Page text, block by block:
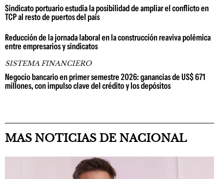
Sindicato portuario estudia la posibilidad de ampliar el conflicto en
TCP al resto de puertos del país
Reducción de la jornada laboral en la construcción reaviva polémica
entre empresarios y sindicatos
SISTEMA FINANCIERO
Negocio bancario en primer semestre 2026: ganancias de US$ 671
millones, con impulso clave del crédito y los depósitos
MAS NOTICIAS DE NACIONAL